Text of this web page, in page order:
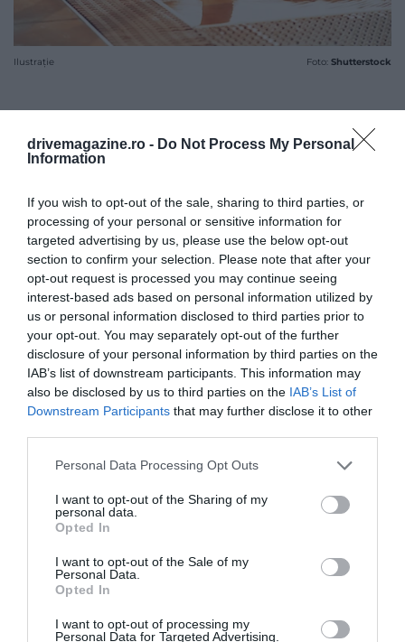
drivemagazine.ro - Do Not Process My Personal
Information
If you wish to opt-out of the sale, sharing to third parties, or
processing of your personal or sensitive information for
targeted advertising by us, please use the below opt-out
section to confirm your selection. Please note that after your
opt-out request is processed you may continue seeing
interest-based ads based on personal information utilized by
us or personal information disclosed to third parties prior to
your opt-out. You may separately opt-out of the further
disclosure of your personal information by third parties on the
IAB’s list of downstream participants. This information may
also be disclosed by us to third parties on the IAB’s List of
Downstream Participants that may further disclose it to other
Please note that this website/app uses one or more Google
not limited to your visit or usage behaviour. You may click to
grant or deny consent to Google and its third-party tags to
use your data for below specified purposes in below Google
consent section.
Personal Data Processing Opt Outs
I want to opt-out of the Sharing of my
personal data.
Opted In
I want to opt-out of the Sale of my
Personal Data.
Opted In
I want to opt-out of processing my
Personal Data for Targeted Advertising.
Ilustrație Foto: Shutterstock
Există însă și o parte mai puțin plăcută: apa prea
caldă, folosită prea mult timp, poate agrava unele
accentua inflamația și poate duce exact la rezultatul